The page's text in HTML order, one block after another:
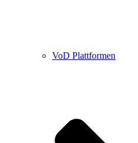
VoD Plattformen